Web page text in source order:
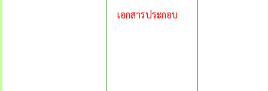
เอกสารประกอบ